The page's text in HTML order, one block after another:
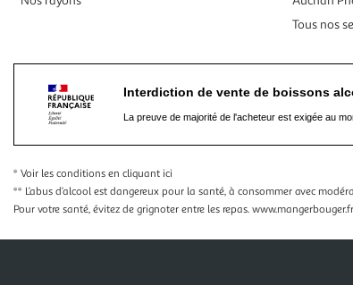
Tous nos
Interdiction de vente de boissons
La preuve de majorité de l'acheteur est exigée au
* Voir les conditions en cliquant ici
** L’abus d’alcool est dangereux pour la santé, à consommer avec
Pour votre santé, évitez de grignoter entre les repas. www.mangerbouger.fr